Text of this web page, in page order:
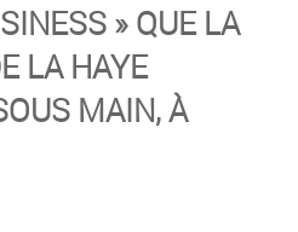
» QUE LA
LA HAYE
MAIN, À